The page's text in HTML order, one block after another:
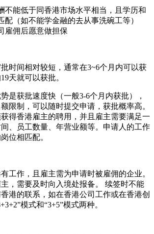
不能低于同香港市场水平相当，且学历和
配（如不能学金融的去从事洗碗工等）
雇佣后愿意做担保
时间相对较短，通常在3~6个月内可以获
天就可以获批。
是获批速度快（一般3-6个月内获批），
限制，可以随时提交申请，获批概率高。
得香港雇主的聘用，并且雇主需要满足一
、员工数量、年营业额等。申请人的工作
位相匹配。
工作，且雇主需为申请时被雇佣的企业。
，需要及时向入境处报备。 续签时不能
港的联系，如在香港公司工作或在香港创
模式和“3+5”模式两种。